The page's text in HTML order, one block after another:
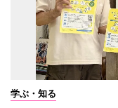
学ぶ・知る